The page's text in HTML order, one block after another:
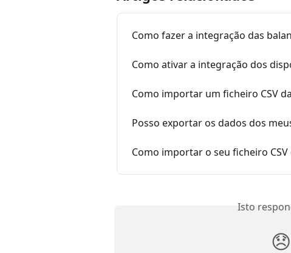
Como fazer a integração das
Como ativar a integração dos
Como importar um ficheiro CSV
Posso exportar os dados dos
Como importar o seu ficheiro
Isto
😞